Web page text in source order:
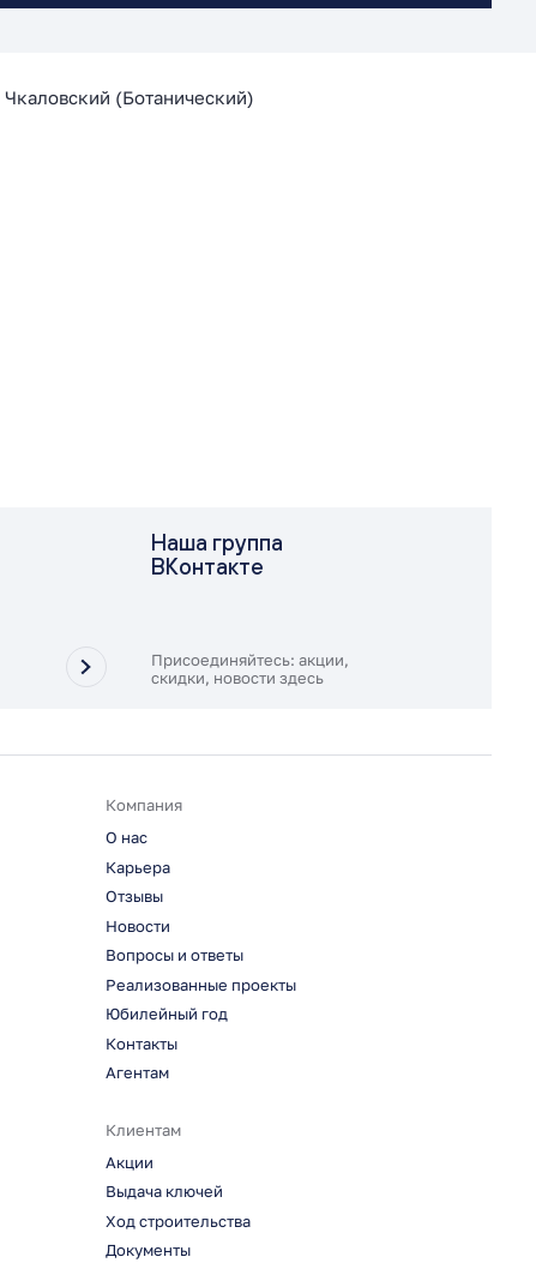
Чкаловский (Ботанический)
Наша группа
ВКонтакте
Присоединяйтесь: акции,
скидки, новости здесь
Компания
О нас
Карьера
Отзывы
Новости
Вопросы и ответы
Реализованные проекты
Юбилейный год
Контакты
Агентам
Клиентам
Акции
Выдача ключей
Ход строительства
Документы